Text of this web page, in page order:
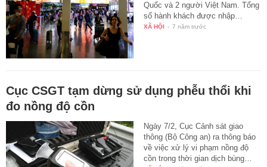
Quốc và 2 người Việt Nam. Tổng
số hành khách được nhập…
XÃ HỘI - 7 năm trước
Cục CSGT tạm dừng sử dụng phễu thổi khi
đo nồng độ cồn
Ngày 7/2, Cục Cảnh sát giao
thông (Bộ Công an) ra thông báo
về việc xử lý vi phạm nồng độ
cồn trong thời gian dịch bùng…